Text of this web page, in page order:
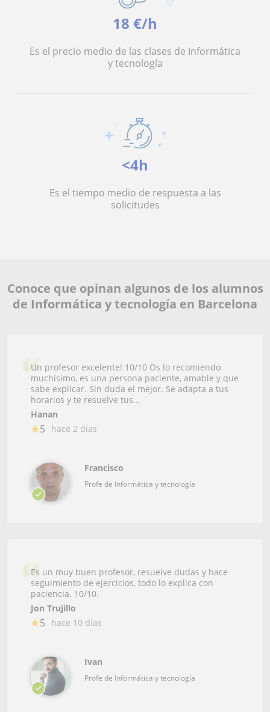
18 €/h
Es el precio medio de las clases de Informática
y tecnología
<4h
Es el tiempo medio de respuesta a las
solicitudes
Conoce que opinan algunos de los alumnos
de Informática y tecnología en Barcelona
Un profesor excelente! 10/10 Os lo recomiendo
muchísimo, es una persona paciente, amable y que
sabe explicar. Sin duda el mejor. Se adapta a tus
horarios y te resuelve tus...
Hanan
5 hace 2 días
Francisco
Profe de Informática y tecnología
Es un muy buen profesor, resuelve dudas y hace
seguimiento de ejercicios, todo lo explica con
paciencia. 10/10.
Jon Trujillo
5 hace 10 días
Ivan
Profe de Informática y tecnología